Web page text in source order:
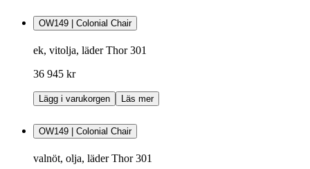
OW149 | Colonial Chair
ek, vitolja, läder Thor 301
36 945 kr
Lägg i varukorgen Läs mer
OW149 | Colonial Chair
valnöt, olja, läder Thor 301